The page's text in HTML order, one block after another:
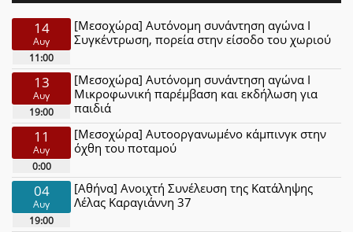
14
Αυγ
11:00
[Μεσοχώρα] Αυτόνομη συνάντηση αγώνα Ι
Συγκέντρωση, πορεία στην είσοδο του χωριού
13
Αυγ
19:00
[Μεσοχώρα] Αυτόνομη συνάντηση αγώνα Ι
Μικροφωνική παρέμβαση και εκδήλωση για
παιδιά
11
Αυγ
0:00
[Μεσοχώρα] Αυτοοργανωμένο κάμπινγκ στην
όχθη του ποταμού
04
Αυγ
19:00
[Αθήνα] Ανοιχτή Συνέλευση της Κατάληψης
Λέλας Καραγιάννη 37